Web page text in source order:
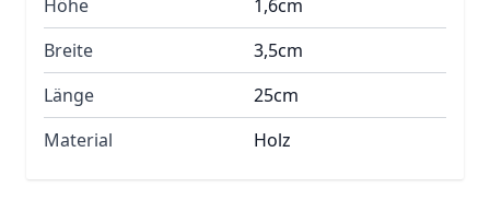
Höhe
1,6cm
Breite
3,5cm
Länge
25cm
Material
Holz